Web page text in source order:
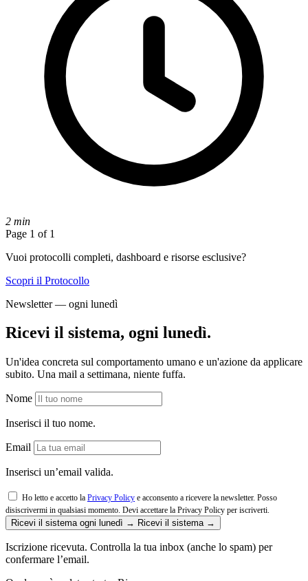
2 min
Page 1 of 1
Vuoi protocolli completi, dashboard e risorse esclusive?
Scopri il Protocollo
Newsletter — ogni lunedì
Ricevi il sistema, ogni lunedì.
Un'idea concreta sul comportamento umano e un'azione da applicare
subito. Una mail a settimana, niente fuffa.
Nome
Inserisci il tuo nome.
Email
Inserisci un’email valida.
Ho letto e accetto la Privacy Policy e acconsento a ricevere la newsletter. Posso
disiscrivermi in qualsiasi momento.
Devi accettare la Privacy Policy per iscriverti.
Ricevi il sistema ogni lunedì → Ricevi il sistema →
Iscrizione ricevuta. Controlla la tua inbox (anche lo spam) per
confermare l’email.